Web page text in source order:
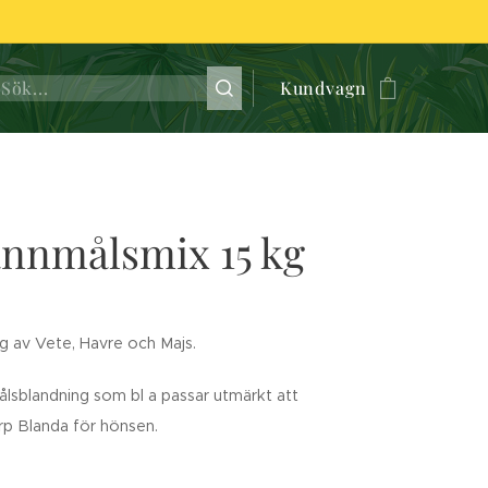
Kundvagn
15 kg
av Vete, Havre och Majs.
som bl a passar utmärkt att
Blanda för hönsen.